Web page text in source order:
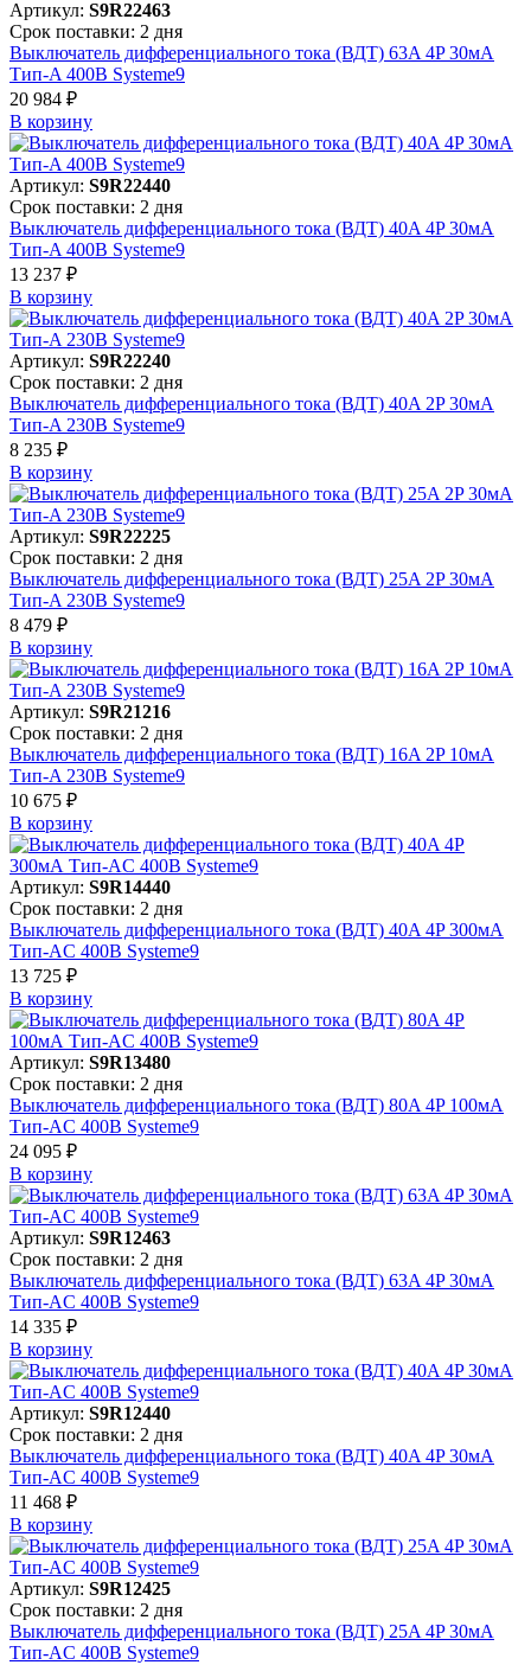
Артикул: S9R22463
Срок поставки: 2 дня
Выключатель дифференциального тока (ВДТ) 63A 4P 30мА
Тип-A 400В Systeme9
20 984 ₽
В корзинy
Артикул: S9R22440
Срок поставки: 2 дня
Выключатель дифференциального тока (ВДТ) 40A 4P 30мА
Тип-A 400В Systeme9
13 237 ₽
В корзинy
Артикул: S9R22240
Срок поставки: 2 дня
Выключатель дифференциального тока (ВДТ) 40A 2P 30мА
Тип-A 230В Systeme9
8 235 ₽
В корзинy
Артикул: S9R22225
Срок поставки: 2 дня
Выключатель дифференциального тока (ВДТ) 25A 2P 30мА
Тип-A 230В Systeme9
8 479 ₽
В корзинy
Артикул: S9R21216
Срок поставки: 2 дня
Выключатель дифференциального тока (ВДТ) 16A 2P 10мА
Тип-A 230В Systeme9
10 675 ₽
В корзинy
Артикул: S9R14440
Срок поставки: 2 дня
Выключатель дифференциального тока (ВДТ) 40A 4P 300мА
Тип-AC 400В Systeme9
13 725 ₽
В корзинy
Артикул: S9R13480
Срок поставки: 2 дня
Выключатель дифференциального тока (ВДТ) 80A 4P 100мА
Тип-AC 400В Systeme9
24 095 ₽
В корзинy
Артикул: S9R12463
Срок поставки: 2 дня
Выключатель дифференциального тока (ВДТ) 63A 4P 30мА
Тип-AC 400В Systeme9
14 335 ₽
В корзинy
Артикул: S9R12440
Срок поставки: 2 дня
Выключатель дифференциального тока (ВДТ) 40A 4P 30мА
Тип-AC 400В Systeme9
11 468 ₽
В корзинy
Артикул: S9R12425
Срок поставки: 2 дня
Выключатель дифференциального тока (ВДТ) 25A 4P 30мА
Тип-AC 400В Systeme9